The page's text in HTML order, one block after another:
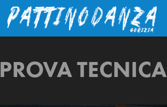
PROVA TECNICA